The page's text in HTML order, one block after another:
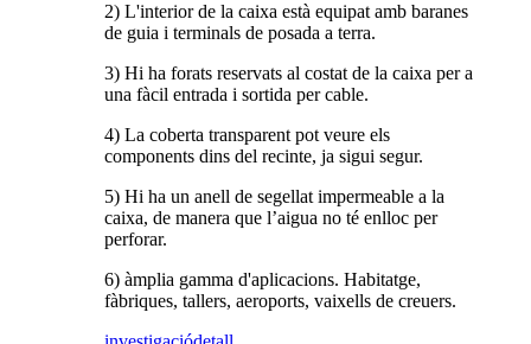
2) L'interior de la caixa està equipat amb baranes
de guia i terminals de posada a terra.
3) Hi ha forats reservats al costat de la caixa per a
una fàcil entrada i sortida per cable.
4) La coberta transparent pot veure els
components dins del recinte, ja sigui segur.
5) Hi ha un anell de segellat impermeable a la
caixa, de manera que l’aigua no té enlloc per
perforar.
6) àmplia gamma d'aplicacions. Habitatge,
fàbriques, tallers, aeroports, vaixells de creuers.